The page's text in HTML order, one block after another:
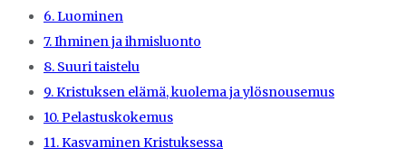
6. Luominen
7. Ihminen ja ihmisluonto
8. Suuri taistelu
9. Kristuksen elämä, kuolema ja ylösnousemus
10. Pelastuskokemus
11. Kasvaminen Kristuksessa